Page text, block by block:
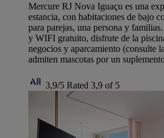
Mercure RJ Nova Iguaçu es una
estancia, con habitaciones de bajo
para parejas, una persona y
y WIFI gratuito, disfrute de la
negocios y aparcamiento (consulte
admiten mascotas por un
3,9/5 Rated 3,9 of 5